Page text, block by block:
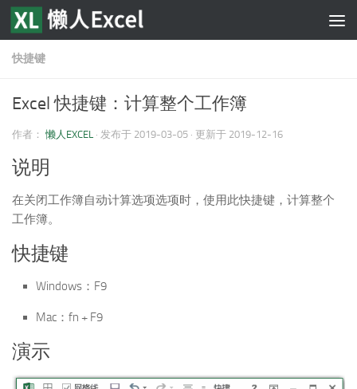
跳至内容
快捷键
Excel 快捷键：计算整个工作簿
作者： 懒人EXCEL · 发布于 2019-03-05 · 更新于 2019-12-16
说明
在关闭工作簿自动计算选项选项时，使用此快捷键，计算整个
工作簿。
快捷键
Windows：F9
Mac：fn + F9
演示